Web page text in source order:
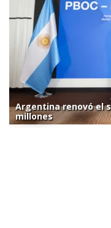
Argentina renovó el
millones